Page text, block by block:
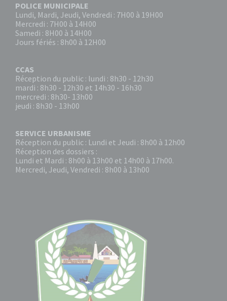
POLICE MUNICIPALE
Lundi, Mardi, Jeudi, Vendredi : 7H00 à 19H00
Mercredi : 7H00 à 14H00
Samedi : 8H00 à 14H00
Jours fériés : 8h00 à 12H00
CCAS
Réception du public : lundi : 8h30 - 12h30
mardi : 8h30 - 12h30 et 14h30 - 16h30
mercredi : 8h30- 13h00
jeudi : 8h30 - 13h00
SERVICE URBANISME
Réception du public : Lundi et Jeudi : 8h00 à 12h00
Réception des dossiers :
Lundi et Mardi : 8h00 à 13h00 et 14h00 à 17h00.
Mercredi, Jeudi, Vendredi : 8h00 à 13h00